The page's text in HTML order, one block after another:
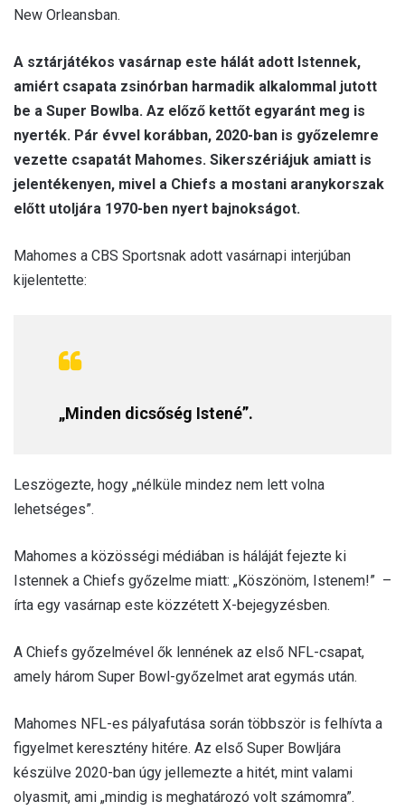
New Orleansban.
A sztárjátékos vasárnap este hálát adott Istennek,
amiért csapata zsinórban harmadik alkalommal jutott
be a Super Bowlba. Az előző kettőt egyaránt meg is
nyerték. Pár évvel korábban, 2020-ban is győzelemre
vezette csapatát Mahomes. Sikerszériájuk amiatt is
jelentékenyen, mivel a Chiefs a mostani aranykorszak
előtt utoljára 1970-ben nyert bajnokságot.
Mahomes a CBS Sportsnak adott vasárnapi interjúban
kijelentette:
„Minden dicsőség Istené”.
Leszögezte, hogy „nélküle mindez nem lett volna
lehetséges”.
Mahomes a közösségi médiában is háláját fejezte ki
Istennek a Chiefs győzelme miatt: „Köszönöm, Istenem!” –
írta egy vasárnap este közzétett X-bejegyzésben.
A Chiefs győzelmével ők lennének az első NFL-csapat,
amely három Super Bowl-győzelmet arat egymás után.
Mahomes NFL-es pályafutása során többször is felhívta a
figyelmet keresztény hitére. Az első Super Bowljára
készülve 2020-ban úgy jellemezte a hitét, mint valami
olyasmit, ami „mindig is meghatározó volt számomra”.